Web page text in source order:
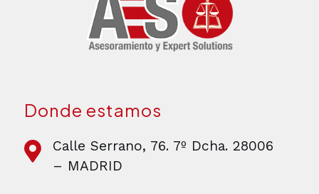
Donde estamos
Calle Serrano, 76. 7º Dcha. 28006
– MADRID